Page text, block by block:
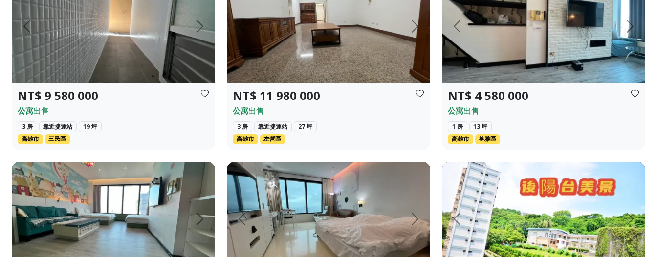
上一頁 下一頁
NT$ 9 580 000
公寓出售
3 房 靠近捷運站
19 坪
高雄市
三民區
上一頁 下一頁
NT$ 11 980 000
公寓出售
3 房 靠近捷運站
27 坪
高雄市
左營區
上一頁 下一頁
NT$ 4 580 000
公寓出售
1 房
13 坪
高雄市
苓雅區
上一頁 下一頁
高雄苓雅區85大樓 親民價高視野優雅飯店型住宅 適合出差，自住，出租，公司據點使用。 (附近有停車場...
上一頁 下一頁
( 高 雅 時 尚 )85大樓 高樓層海港風景飯店型住宅 適合出差，自住，出租，公司據點使用。 (附近有停...
上一頁 下一頁
高雄鼓山區 近壽山 低總價 收租 美寓 ❀✦建坪✦❀ 25.656 坪